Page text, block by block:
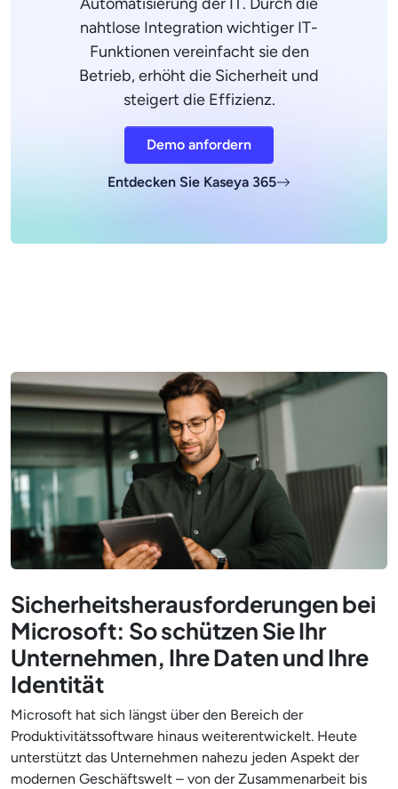
nahtlose Integration wichtiger IT-
Funktionen vereinfacht sie den
Betrieb, erhöht die Sicherheit und
steigert die Effizienz.
Demo anfordern
Entdecken Sie Kaseya 365
Sicherheitsherausforderungen bei
Microsoft: So schützen Sie Ihr
Unternehmen, Ihre Daten und Ihre
Identität
Microsoft hat sich längst über den Bereich der
Produktivitätssoftware hinaus weiterentwickelt. Heute
unterstützt das Unternehmen nahezu jeden Aspekt der
modernen Geschäftswelt – von der Zusammenarbeit bis